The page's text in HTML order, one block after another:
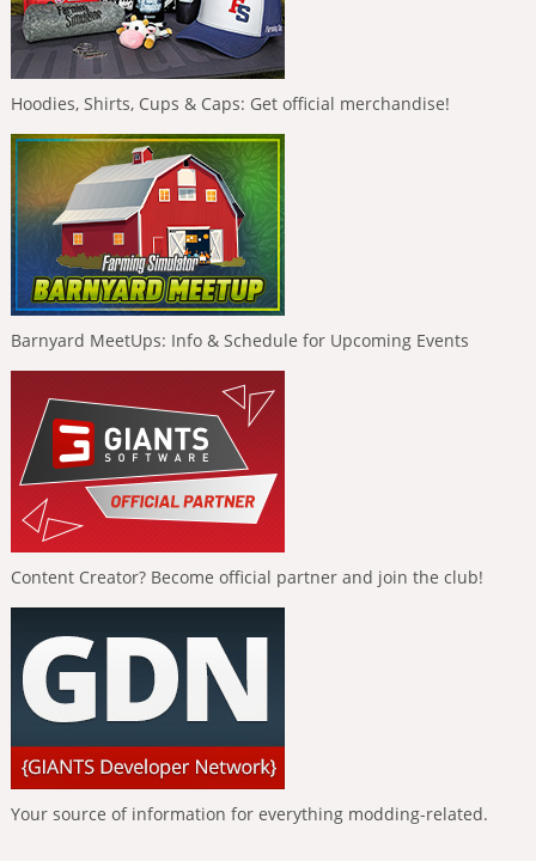
Hoodies, Shirts, Cups & Caps: Get official merchandise!
Barnyard MeetUps: Info & Schedule for Upcoming Events
Content Creator? Become official partner and join the club!
Your source of information for everything modding-related.